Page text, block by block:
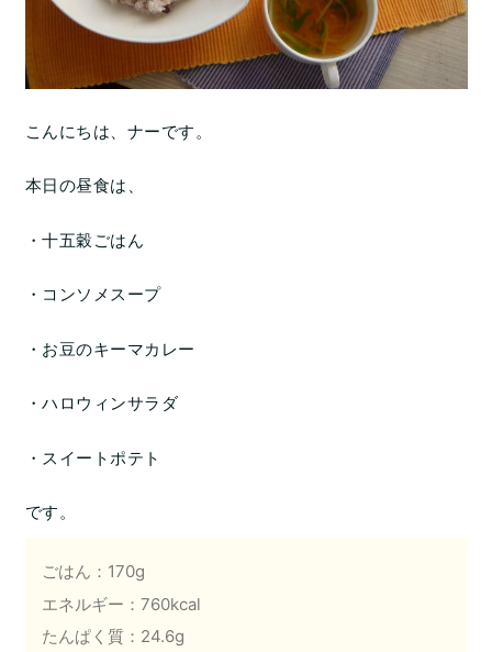
こんにちは、ナーです。
本日の昼食は、
・十五穀ごはん
・コンソメスープ
・お豆のキーマカレー
・ハロウィンサラダ
・スイートポテト
です。
ごはん：170g
エネルギー：760kcal
たんぱく質：24.6g